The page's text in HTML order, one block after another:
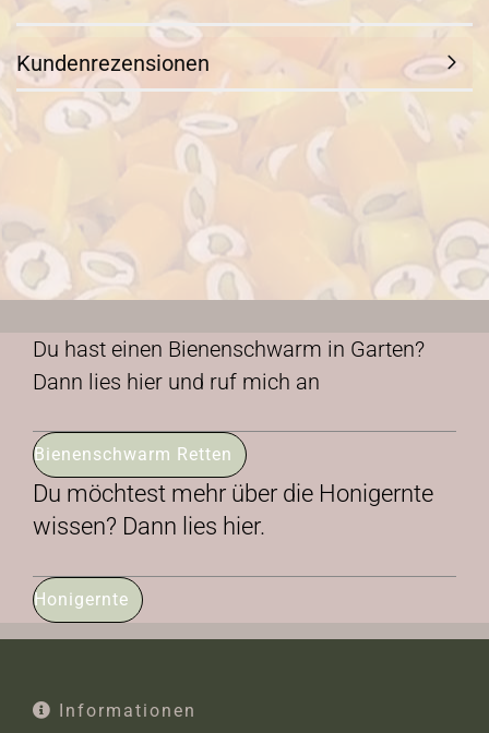
Kundenrezensionen
Du hast einen Bienenschwarm in Garten?
Dann lies hier und ruf mich an
Bienenschwarm Retten
Du möchtest mehr über die Honigernte
wissen? Dann lies hier.
Honigernte
Informationen